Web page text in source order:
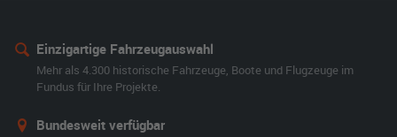
Einzigartige Fahrzeugauswahl
Mehr als 4.300 historische Fahrzeuge, Boote und Flugzeuge im
Fundus für Ihre Projekte.
Bundesweit verfügbar